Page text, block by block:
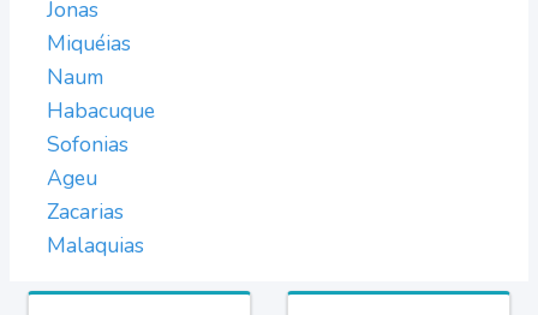
Jonas
Miquéias
Naum
Habacuque
Sofonias
Ageu
Zacarias
Malaquias